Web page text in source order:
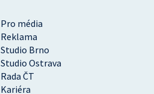
Pro média
Reklama
Studio Brno
Studio Ostrava
Rada ČT
Kariéra